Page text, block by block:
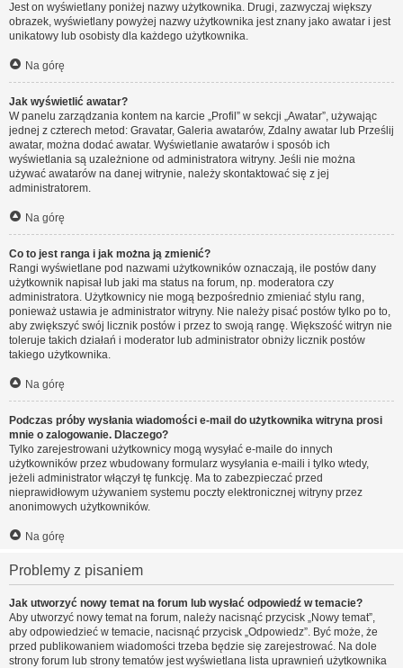
Jest on wyświetlany poniżej nazwy użytkownika. Drugi, zazwyczaj większy
obrazek, wyświetlany powyżej nazwy użytkownika jest znany jako awatar i jest
unikatowy lub osobisty dla każdego użytkownika.
Na górę
Jak wyświetlić awatar?
W panelu zarządzania kontem na karcie „Profil” w sekcji „Awatar”, używając
jednej z czterech metod: Gravatar, Galeria awatarów, Zdalny awatar lub Prześlij
awatar, można dodać awatar. Wyświetlanie awatarów i sposób ich
wyświetlania są uzależnione od administratora witryny. Jeśli nie można
używać awatarów na danej witrynie, należy skontaktować się z jej
administratorem.
Na górę
Co to jest ranga i jak można ją zmienić?
Rangi wyświetlane pod nazwami użytkowników oznaczają, ile postów dany
użytkownik napisał lub jaki ma status na forum, np. moderatora czy
administratora. Użytkownicy nie mogą bezpośrednio zmieniać stylu rang,
ponieważ ustawia je administrator witryny. Nie należy pisać postów tylko po to,
aby zwiększyć swój licznik postów i przez to swoją rangę. Większość witryn nie
toleruje takich działań i moderator lub administrator obniży licznik postów
takiego użytkownika.
Na górę
Podczas próby wysłania wiadomości e-mail do użytkownika witryna prosi
mnie o zalogowanie. Dlaczego?
Tylko zarejestrowani użytkownicy mogą wysyłać e-maile do innych
użytkowników przez wbudowany formularz wysyłania e-maili i tylko wtedy,
jeżeli administrator włączył tę funkcję. Ma to zabezpieczać przed
nieprawidłowym używaniem systemu poczty elektronicznej witryny przez
anonimowych użytkowników.
Na górę
Problemy z pisaniem
Jak utworzyć nowy temat na forum lub wysłać odpowiedź w temacie?
Aby utworzyć nowy temat na forum, należy nacisnąć przycisk „Nowy temat”,
aby odpowiedzieć w temacie, nacisnąć przycisk „Odpowiedz”. Być może, że
przed publikowaniem wiadomości trzeba będzie się zarejestrować. Na dole
strony forum lub strony tematów jest wyświetlana lista uprawnień użytkownika